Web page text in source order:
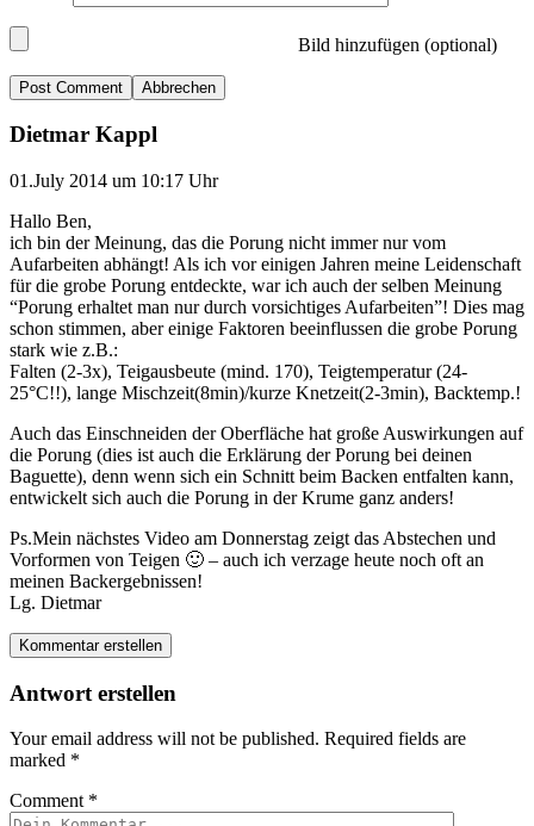
Bild hinzufügen (optional)
Abbrechen
Dietmar Kappl
01.July 2014 um 10:17 Uhr
Hallo Ben,
ich bin der Meinung, das die Porung nicht immer nur vom
Aufarbeiten abhängt! Als ich vor einigen Jahren meine Leidenschaft
für die grobe Porung entdeckte, war ich auch der selben Meinung
“Porung erhaltet man nur durch vorsichtiges Aufarbeiten”! Dies mag
schon stimmen, aber einige Faktoren beeinflussen die grobe Porung
stark wie z.B.:
Falten (2-3x), Teigausbeute (mind. 170), Teigtemperatur (24-
25°C!!), lange Mischzeit(8min)/kurze Knetzeit(2-3min), Backtemp.!
Auch das Einschneiden der Oberfläche hat große Auswirkungen auf
die Porung (dies ist auch die Erklärung der Porung bei deinen
Baguette), denn wenn sich ein Schnitt beim Backen entfalten kann,
entwickelt sich auch die Porung in der Krume ganz anders!
Ps.Mein nächstes Video am Donnerstag zeigt das Abstechen und
Vorformen von Teigen 🙂 – auch ich verzage heute noch oft an
meinen Backergebnissen!
Lg. Dietmar
Kommentar erstellen
Antwort erstellen
Your email address will not be published. Required fields are
marked *
Comment *